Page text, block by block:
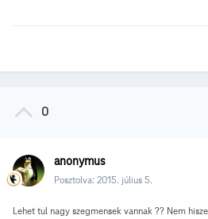
0
anonymus
Posztolva: 2015. július 5.
Lehet tul nagy szegmensek vannak ?? Nem